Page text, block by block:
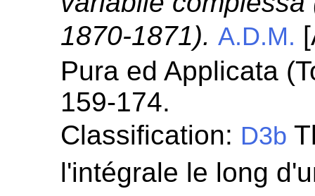
1870-1871). A.D.M.
Pura ed Applicata
159-174.
Classification: D3b
l'intégrale le long